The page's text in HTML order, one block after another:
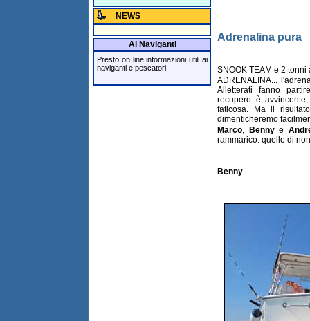
NEWS
Ai Naviganti
Presto on line informazioni utili ai
naviganti e pescatori
Adrenalina pura
SNOOK TEAM e 2
ADRENALINA...
Alletterati fanno
recupero è
faticosa. Ma il
dimenticheremo
Marco
Bennye
rammarico: quello di
Benny